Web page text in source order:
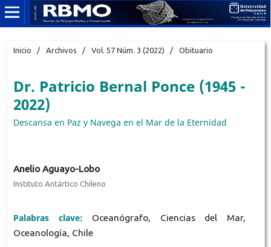
Inicio / Archivos / Vol. 57 Núm. 3 (2022) / Obituario
Dr. Patricio Bernal Ponce (1945 -
2022)
Descansa en Paz y Navega en el Mar de la Eternidad
Anelio Aguayo-Lobo
Instituto Antártico Chileno
Palabras clave:
Oceanógrafo, Ciencias del Mar,
Oceanología, Chile